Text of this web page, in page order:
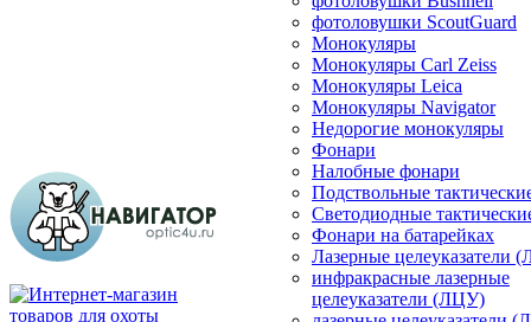
фотоловушки ScoutGuard
Монокуляры
Монокуляры Carl Zeiss
Монокуляры Leica
Монокуляры Navigator
Недорогие монокуляры
Фонари
Налобные фонари
Подствольные
Светодиодные
Фонари на батарейках
Лазерные целеуказатели
инфракрасные лазерные
целеуказатели (ЛЦУ)